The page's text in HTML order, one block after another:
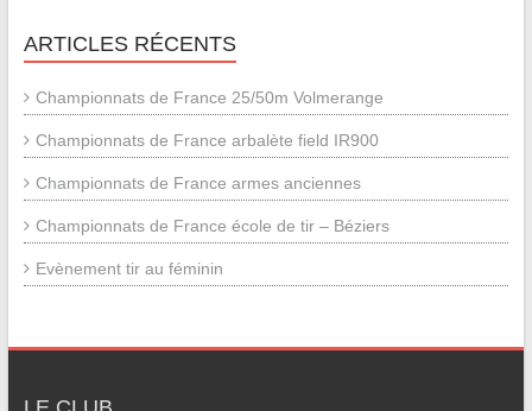
ARTICLES RÉCENTS
Championnats de France 25/50m Volmerange
Championnats de France arbalète field IR900
Championnats de France armes anciennes
Championnats de France école de tir – Béziers
Evènement tir au féminin